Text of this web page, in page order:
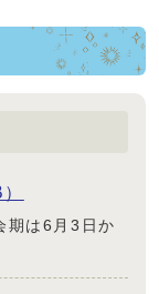
期は6月3日か